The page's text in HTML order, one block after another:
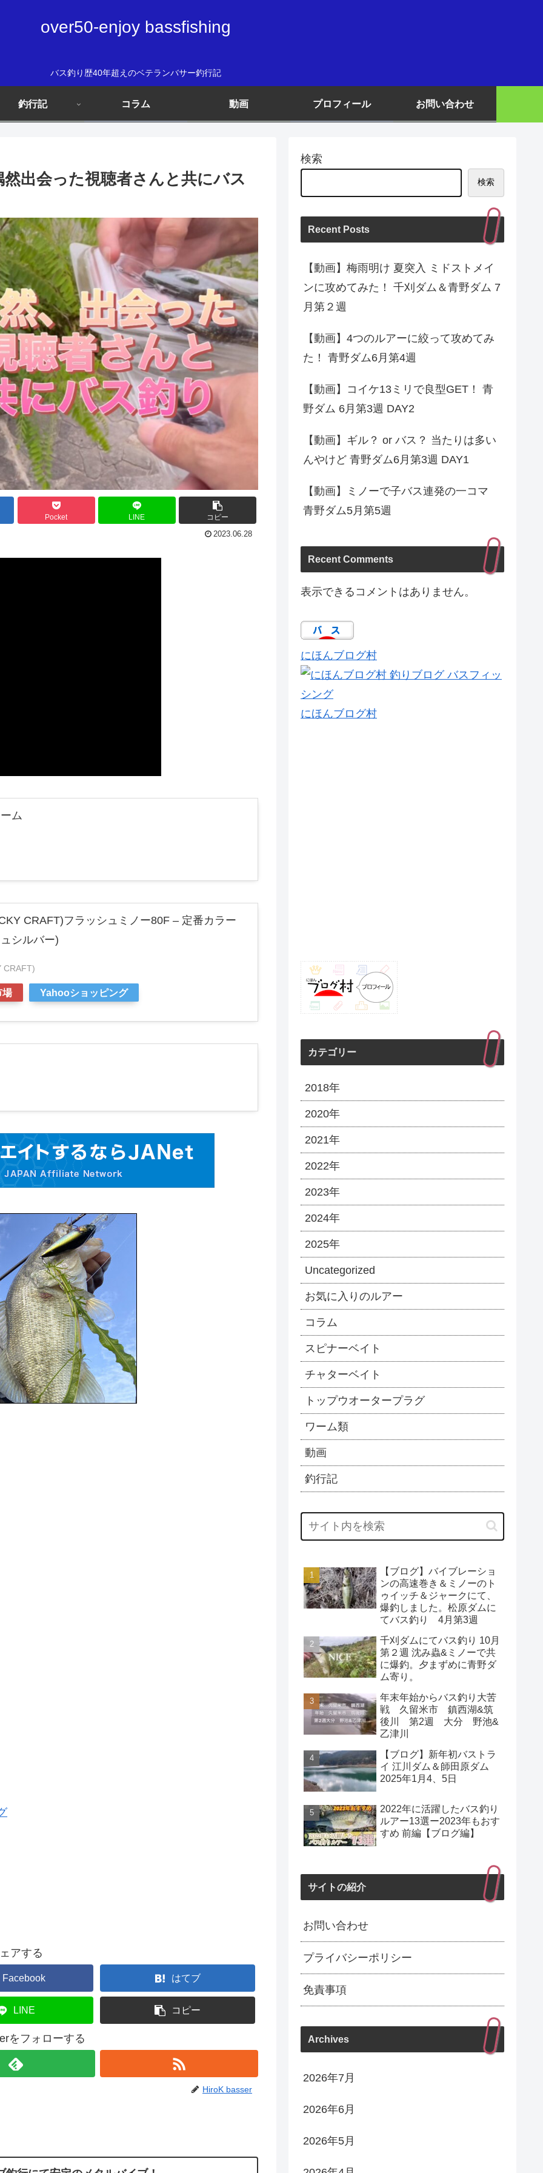
over50-enjoy bassfishing
バス釣り歴40年超えのベテランバサー釣行記
釣行記 コラム 動画 プロフィール お問い合わせ
出会った視聴者さんと共にバス
Pocket LINE コピー
2023.06.28
ム
CRAFT)フラッシュミノー80F – 定番カラー
シルバー)
CRAFT)
場 Yahooショッピング
アする
Facebook はてブ
LINE コピー
をフォローする
HiroK basser
検索
検索
Recent Posts
【動画】梅雨明け 夏突入 ミドストメイ
ンに攻めてみた！ 千刈ダム＆青野ダム 7
月第２週
【動画】4つのルアーに絞って攻めてみ
た！ 青野ダム6月第4週
【動画】コイケ13ミリで良型GET！ 青
野ダム 6月第3週 DAY2
【動画】ギル？ or バス？ 当たりは多い
んやけど 青野ダム6月第3週 DAY1
【動画】ミノーで子バス連発の一コマ
青野ダム5月第5週
Recent Comments
表示できるコメントはありません。
にほんブログ村
にほんブログ村
カテゴリー
2018年
2020年
2021年
2022年
2023年
2024年
2025年
Uncategorized
お気に入りのルアー
コラム
スピナーベイト
チャターベイト
トップウオータープラグ
ワーム類
動画
釣行記
【ブログ】バイブレーショ
ンの高速巻き＆ミノーのト
ゥイッチ＆ジャークにて、
爆釣しました。松原ダムに
てバス釣り 4月第3週
千刈ダムにてバス釣り 10月
第２週 沈み蟲&ミノーで共
に爆釣。夕まずめに青野ダ
ム寄り。
年末年始からバス釣り大苦
戦 久留米市 鎮西湖&筑
後川 第2週 大分 野池&
乙津川
【ブログ】新年初バストラ
イ 江川ダム＆師田原ダム
2025年1月4、5日
2022年に活躍したバス釣り
ルアー13選ー2023年もおす
すめ 前編【ブログ編】
サイトの紹介
お問い合わせ
プライバシーポリシー
免責事項
Archives
2026年7月
2026年6月
2026年5月